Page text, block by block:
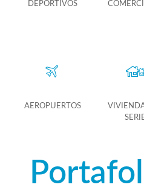
DEPORTIVOS
AEROPUERTOS